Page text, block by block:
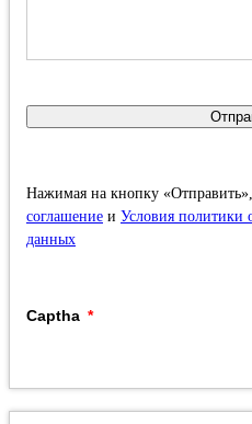
Нажимая на кнопку
соглашение и Условия политики
данных
Captha